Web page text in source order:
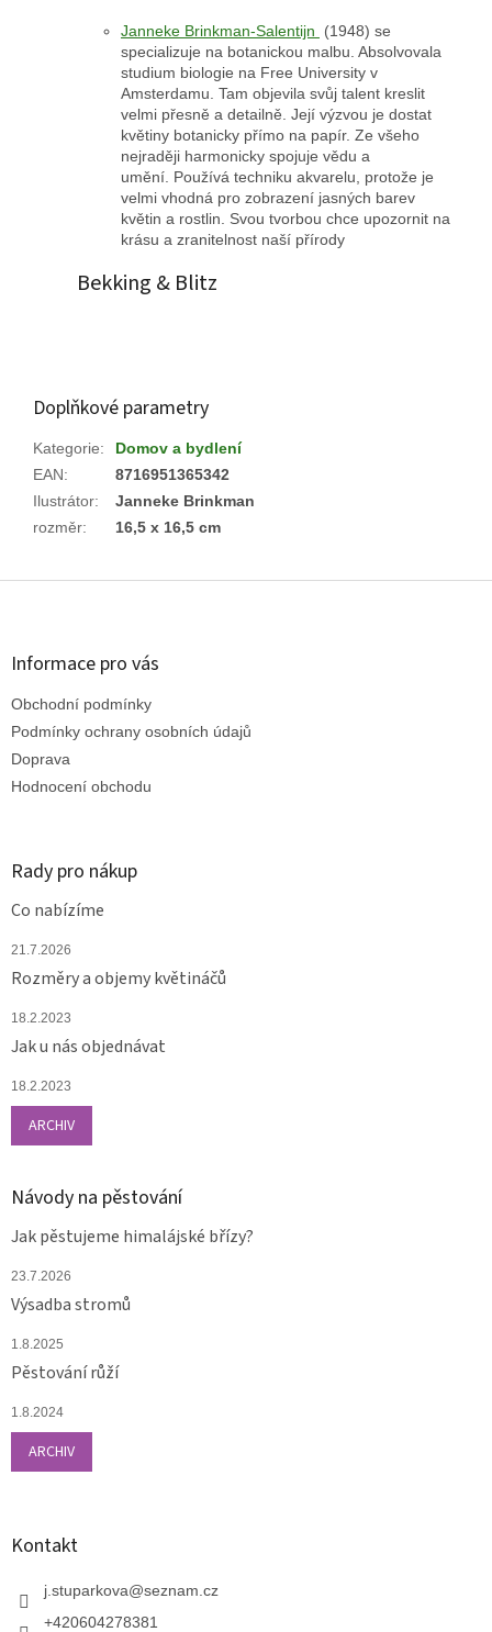
Janneke Brinkman-Salentijn
(1948) se
specializuje na botanickou malbu. Absolvovala
studium biologie na Free University v
Amsterdamu. Tam objevila svůj talent kreslit
velmi přesně a detailně. Její výzvou je dostat
květiny botanicky přímo na papír. Ze všeho
nejraději harmonicky spojuje vědu a
umění. Používá techniku ​​akvarelu, protože je
velmi vhodná pro zobrazení jasných barev
květin a rostlin. Svou tvorbou chce upozornit na
krásu a zranitelnost naší přírody
Bekking & Blitz
Doplňkové parametry
Kategorie:
Domov a bydlení
EAN:
8716951365342
Ilustrátor:
Janneke Brinkman
rozměr: 16,5 x 16,5 cm
Z
Informace pro vás
Obchodní podmínky
Podmínky ochrany osobních údajů
Doprava
Hodnocení obchodu
Rady pro nákup
Co nabízíme
21.7.2026
Rozměry a objemy květináčů
18.2.2023
Jak u nás objednávat
18.2.2023
ARCHIV
Návody na pěstování
Jak pěstujeme himalájské břízy?
23.7.2026
Výsadba stromů
1.8.2025
Pěstování růží
1.8.2024
ARCHIV
Kontakt
j.stuparkova@seznam.cz
+420604278381